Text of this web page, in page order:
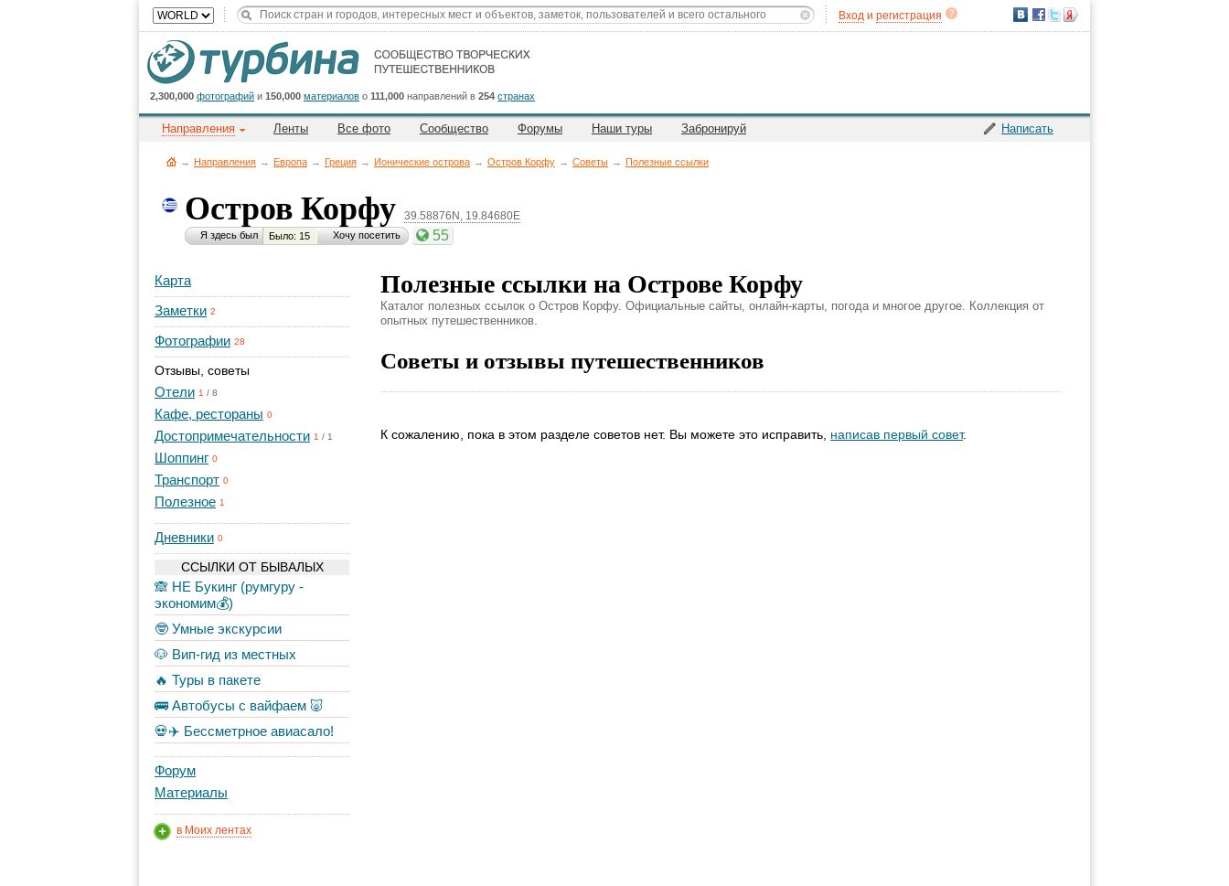
Вход и регистрация
2,300,000 фотографий и 150,000 материалов о 111,000 направлений в 254 странах
Написать
Направления Ленты Все фото Сообщество Форумы Наши туры Забронируй
→ Направления → Европа → Греция → Ионические острова → Остров Корфу → Советы → Полезные ссылки
Остров Корфу 39.58876N, 19.84680E
Я здесь был Было: 15 Хочу посетить 55
Карта
Заметки 2
Фотографии 28
Отзывы, советы
Отели 1 / 8
Кафе, рестораны 0
Достопримечательности 1 / 1
Шоппинг 0
Транспорт 0
Полезное 1
Дневники 0
ССЫЛКИ ОТ БЫВАЛЫХ
🙈 НЕ Букинг (румгуру -
экономим💰)
🤓 Умные экскурсии
🐶 Вип-гид из местных
🔥 Туры в пакете
🚌 Автобусы с вайфаем 🐷
💀✈️ Бессметрное авиасало!
Форум
Материалы
в Моих лентах
Полезные ссылки на Острове Корфу
Каталог полезных ссылок о Остров Корфу. Официальные сайты, онлайн-карты, погода и многое другое. Коллекция от
опытных путешественников.
Советы и отзывы путешественников
К сожалению, пока в этом разделе советов нет. Вы можете это исправить, написав первый совет.